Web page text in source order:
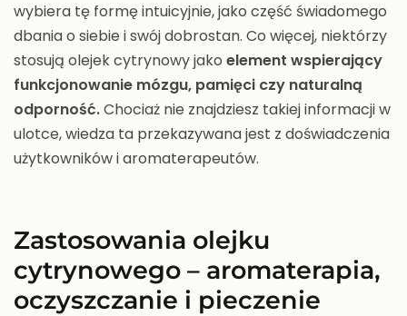
wybiera tę formę intuicyjnie, jako część świadomego
dbania o siebie i swój dobrostan. Co więcej, niektórzy
stosują olejek cytrynowy jako element wspierający
funkcjonowanie mózgu, pamięci czy naturalną
odporność.Chociaż nie znajdziesz takiej informacji w
ulotce, wiedza ta przekazywana jest z doświadczenia
użytkowników i aromaterapeutów.
Zastosowania olejku
cytrynowego – aromaterapia,
oczyszczanie i pieczenie